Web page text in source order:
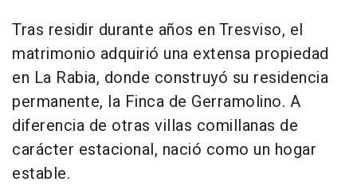
Tras residir durante años en Tresviso, el
matrimonio adquirió una extensa propiedad
en La Rabia, donde construyó su residencia
permanente, la Finca de Gerramolino. A
diferencia de otras villas comillanas de
carácter estacional, nació como un hogar
estable.